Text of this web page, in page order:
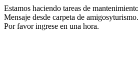
Estamos haciendo tareas de
Mensaje desde carpeta de
Por favor ingrese en una hora.